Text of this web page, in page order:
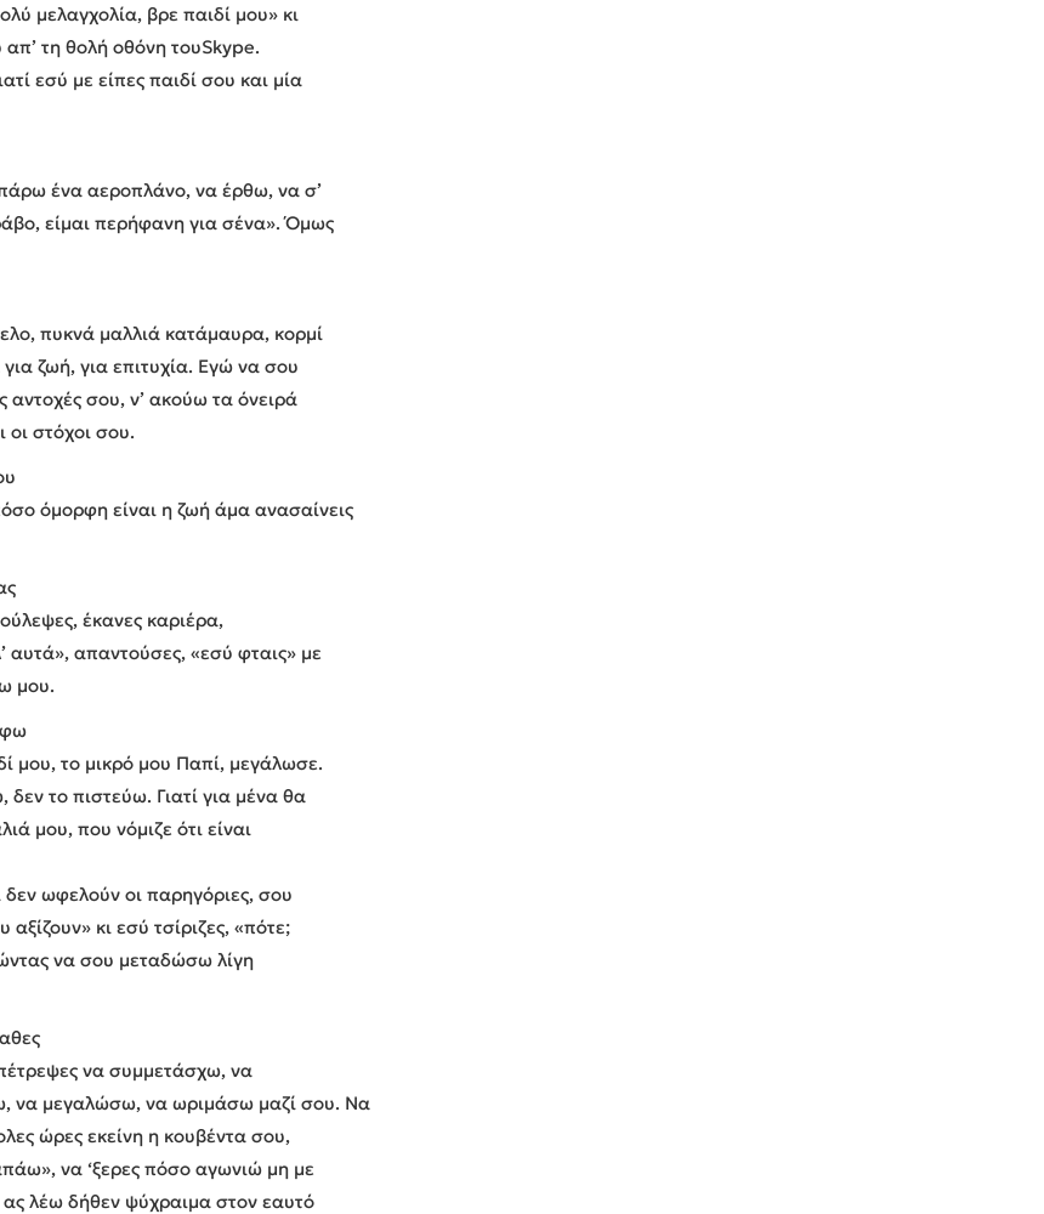
μελαγχολία, βρε παιδί μου» κι
τη θολή οθόνη τουSkype.
εσύ με είπες παιδί σου και μία
ένα αεροπλάνο, να έρθω, να σ’
είμαι περήφανη για σένα». Όμως
πυκνά μαλλιά κατάμαυρα, κορμί
ζωή, για επιτυχία. Εγώ να σου
αντοχές σου, ν’ ακούω τα όνειρά
οι στόχοι σου.
όμορφη είναι η ζωή άμα ανασαίνεις
έκανες καριέρα,
αυτά», απαντούσες, «εσύ φταις» με
μου.
μου, το μικρό μου Παπί, μεγάλωσε.
το πιστεύω. Γιατί για μένα θα
μου, που νόμιζε ότι είναι
δεν ωφελούν οι παρηγόριες, σου
κι εσύ τσίριζες, «πότε;
να σου μεταδώσω λίγη
να συμμετάσχω, να
να μεγαλώσω, να ωριμάσω μαζί σου. Να
ώρες εκείνη η κουβέντα σου,
να ‘ξερες πόσο αγωνιώ μη με
ας λέω δήθεν ψύχραιμα στον εαυτό